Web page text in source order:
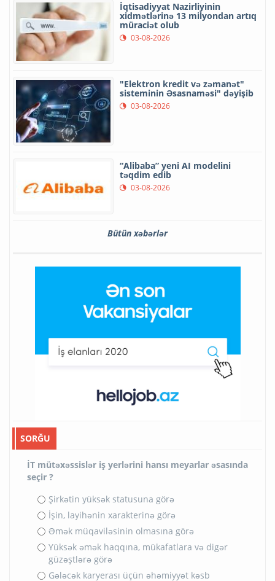
İqtisadiyyat Nazirliyinin
xidmətlərinə 13 milyondan artıq
müraciət olub
03-08-2026
"Elektron kredit və zəmanət"
sisteminin Əsasnaməsi" dəyişib
03-08-2026
“Alibaba” yeni AI modelini
təqdim edib
03-08-2026
Bütün xəbərlər
SORĞU
İT mütəxəssislər iş yerlərini hansı meyarlar əsasında
seçir ?
Şirkətin yüksək statusuna görə
İşin, layihənin xarakterinə görə
Əmək müqaviləsinin olmasına görə
Yüksək əmək haqqına, mükafatlara və digər
güzəştlərə görə
Gələcək karyerası üçün əhəmiyyət kəsb